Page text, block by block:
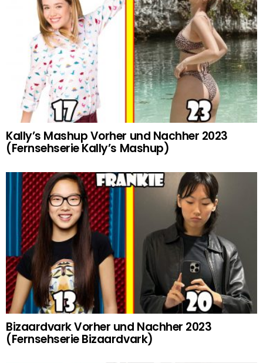
Kally’s Mashup Vorher und Nachher 2023
(Fernsehserie Kally’s Mashup)
Bizaardvark Vorher und Nachher 2023
(Fernsehserie Bizaardvark)